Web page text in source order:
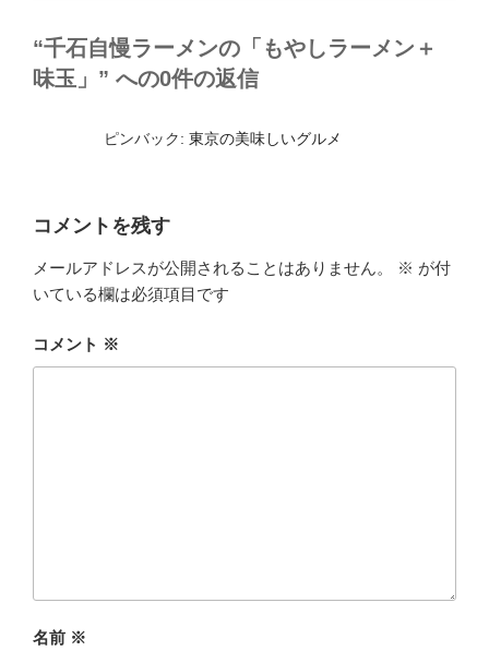
ー
“千石自慢ラーメンの「もやしラーメン＋
味玉」” への0件の返信
ピンバック: 東京の美味しいグルメ
コメントを残す
メールアドレスが公開されることはありません。 ※ が付
いている欄は必須項目です
コメント ※
名前 ※